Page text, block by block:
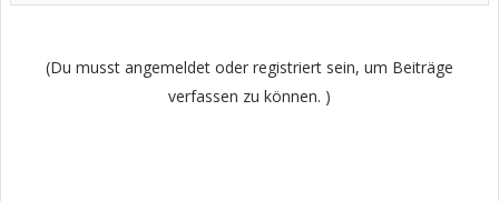
(Du musst angemeldet oder registriert sein, um Beiträge
verfassen zu können. )